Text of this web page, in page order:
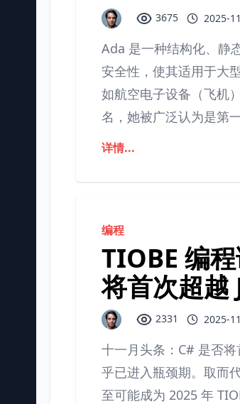
3675 2025-
Ada 是一种结构化、静
安全性，使其适用于大
如航空电子设备（飞机
名，她被广泛认为是第
详情...
编程
TIOBE 编
将首次超越
2331 2025-
十一月头条：C# 是否
乎已进入瓶颈期。取而
至可能成为 2025 年